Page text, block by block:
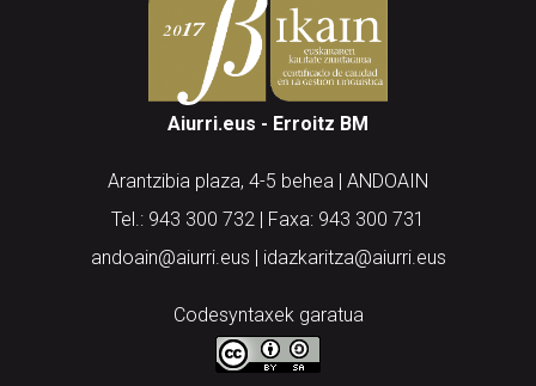
Aiurri.eus - Erroitz BM
Arantzibia plaza, 4-5 behea | ANDOAIN
Tel.: 943 300 732 | Faxa: 943 300 731
andoain@aiurri.eus | idazkaritza@aiurri.eus
Codesyntaxek garatua